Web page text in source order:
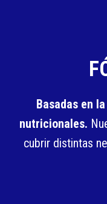
Basadas en
nutricionales.
cubrir distintas